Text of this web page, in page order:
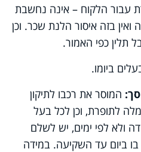
עבור הלקוח – אינה נחשבת
בזה איסור הלנת שכר. וכן
תלין כפי האמור.
ביומו.
המוסר את רכבו לתיקון
לתופרת, וכן לכל בעל
ולא לפי ימים, יש לשלם
ביום עד השקיעה. במידה